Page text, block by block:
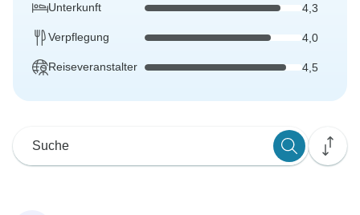
Unterkunft 4,3
Verpflegung 4,0
Reiseveranstalter 4,5